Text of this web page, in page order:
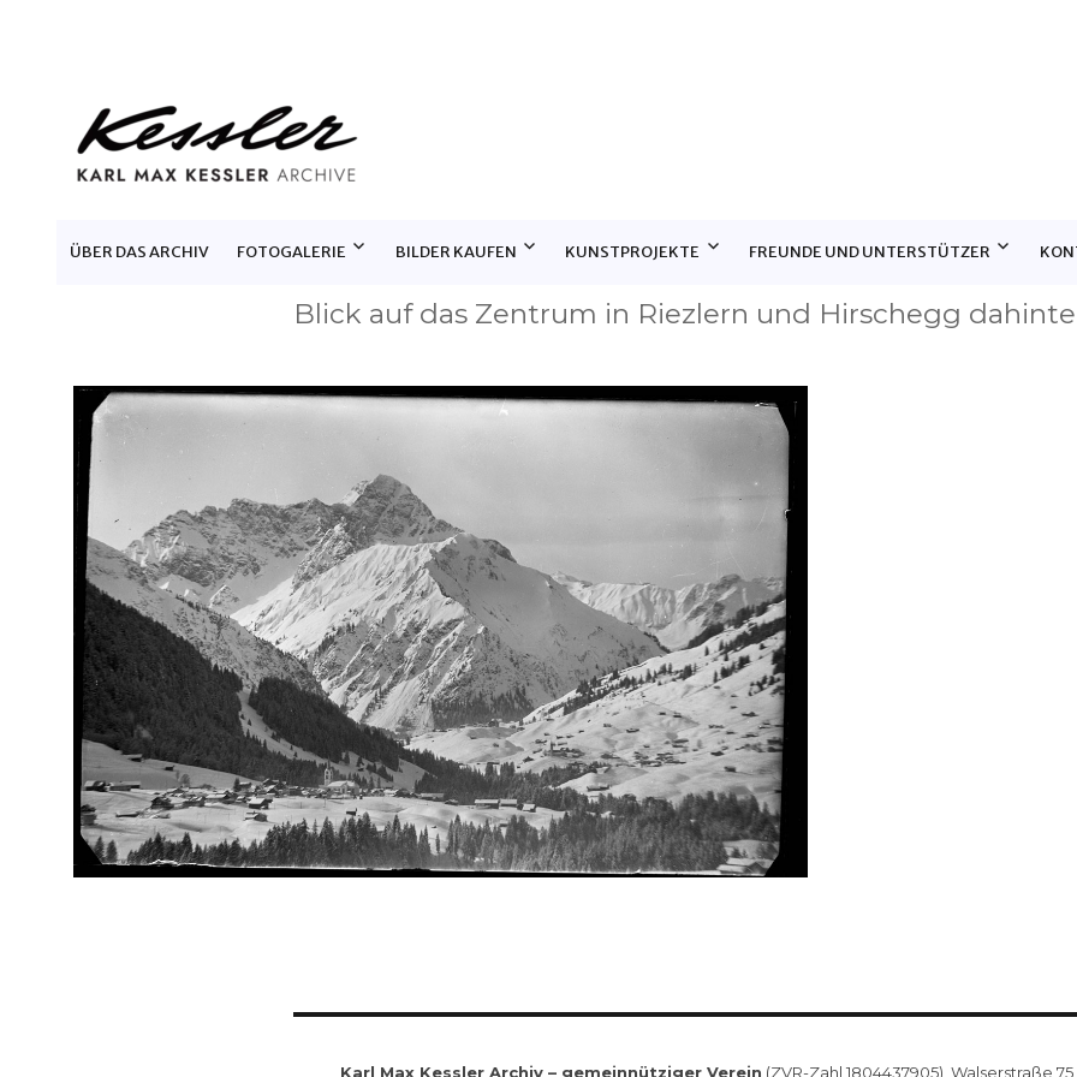
KARL MAX KESSLER ARCHIVE
ÜBER DAS ARCHIV FOTOGALERIE BILDER KAUFEN KUNSTPROJEKTE FREUNDE UND UNTERSTÜTZER
Blick auf das Zentrum in Riezlern und Hirschegg
Karl Max Kessler Archiv – gemeinnütziger Verein (ZVR-Zahl 1804437905), Walserstraße